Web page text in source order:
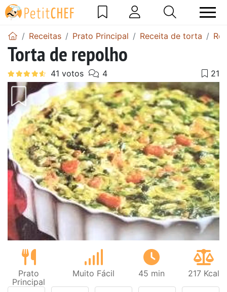
Receitas Prato Principal Receita de torta
Torta de repolho
Prato
Principal
Muito Fácil 45 min 217 Kcal